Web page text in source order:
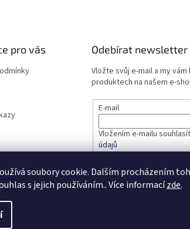
soubory cookie. Dalším procházením
s jejich používáním.. Více informacízde.
pro vás Odebírat newsletter
Vložte svůj e-mail a my
produktech na našem e-
E-mail
Vložením e-mailu
údajů
PŘIHLÁSIT SE